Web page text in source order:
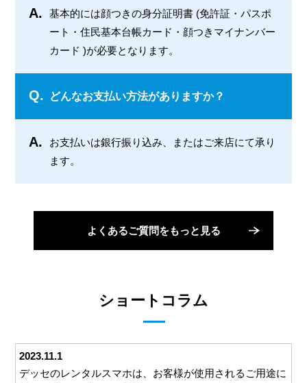
A.
基本的には顔つきの身分証明書 (免許証・パスポ
ート・住民基本台帳カード・顔つきマイナンバー
カード )が必要となります。
Q. どんなお支払い方法がありますか？
A.
お支払いは銀行振り込み、またはご来店にて承り
ます。
よくあるご質問をもっと見る
ショートコラム
2023.11.1
デッセのレンタルスマホは、お客様が使用されるご用途に